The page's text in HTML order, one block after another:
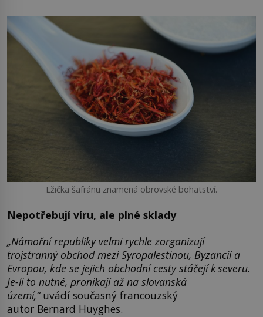
Lžička šafránu znamená obrovské bohatství.
Nepotřebují víru, ale plné sklady
„Námořní republiky velmi rychle zorganizují
trojstranný obchod mezi Syropalestinou, Byzancií a
Evropou, kde se jejich obchodní cesty stáčejí k severu.
Je-li to nutné, pronikají až na slovanská
území,“uvádí současný francouzský
autor Bernard Huyghes.